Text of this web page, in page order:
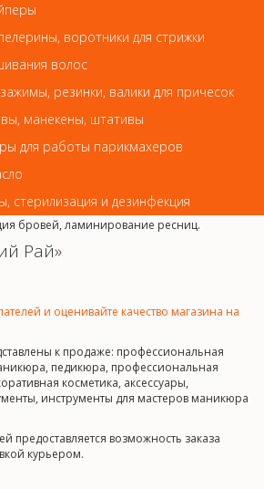
(Доб.2), c 10:00 - 22:00
мелирование. Работаем на
SEBASTIAN, KERASTASE. Для Вас маникюр,
гель-лак, дизайн ногтей.
бровей, ламинирование ресниц.
Рай»
к продаже: профессиональная
педикюра, профессиональная
косметика, аксессуары,
инструменты для мастеров маникюра
предоставляется возможность заказа
курьером.
воротники для стрижки
волос
резинки, валики для причесок
манекены, штативы
для работы парикмахеров
стерилизация и дезинфекция